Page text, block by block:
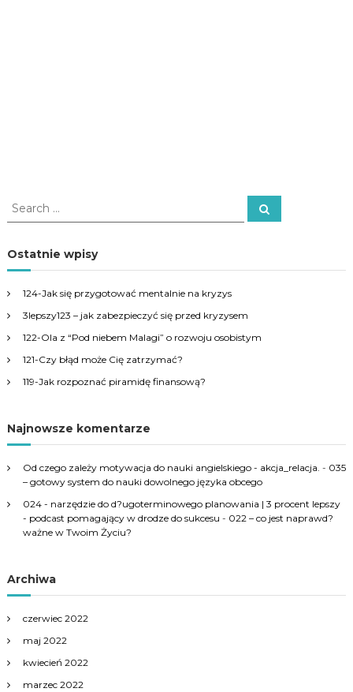
S
e
r
c
o
r
S
e
Ostatnie wpisy
124-Jak się przygotować mentalnie na kryzys
3lepszy123 – jak zabezpieczyć się przed kryzysem
122-Ola z “Pod niebem Malagi” o rozwoju osobistym
121-Czy błąd może Cię zatrzymać?
119-Jak rozpoznać piramidę finansową?
Najnowsze komentarze
Od czego zależy motywacja do nauki angielskiego - akcja_relacja. - 035
– gotowy system do nauki dowolnego języka obcego
024 - narzędzie do d?ugoterminowego planowania | 3 procent lepszy
- podcast pomagający w drodze do sukcesu - 022 – co jest naprawd?
ważne w Twoim Życiu?
Archiwa
czerwiec 2022
maj 2022
kwiecień 2022
marzec 2022